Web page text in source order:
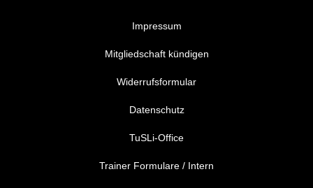
Impressum
Mitgliedschaft kündigen
Widerrufsformular
Datenschutz
TuSLi-Office
Trainer Formulare / Intern